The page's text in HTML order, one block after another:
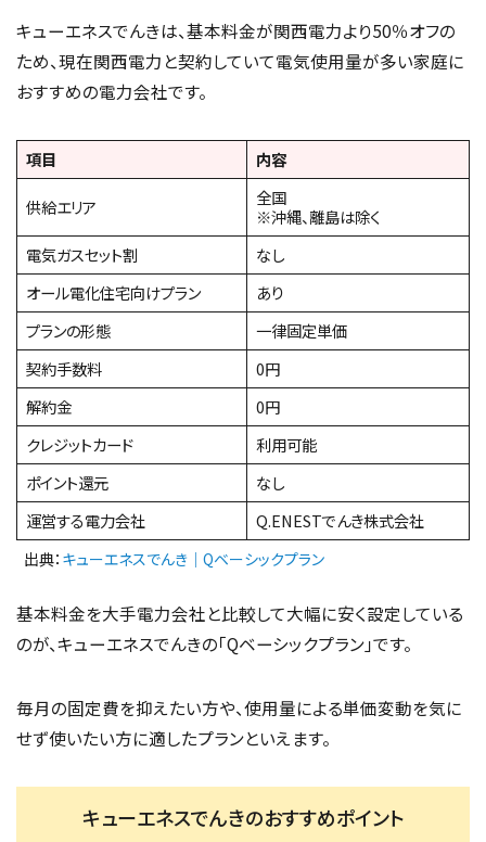
キューエネスでんきは、基本料金が関西電力より50％オフの
ため、現在関西電力と契約していて電気使用量が多い家庭に
おすすめの電力会社です。
項目 内容
供給エリア
全国
※沖縄、離島は除く
電気ガスセット割
なし
オール電化住宅向けプラン
あり
プランの形態
一律固定単価
契約手数料
0円
解約金
0円
クレジットカード
利用可能
ポイント還元
なし
運営する電力会社
Q.ENESTでんき株式会社
出典： キューエネスでんき｜Qベーシックプラン
基本料金を大手電力会社と比較して大幅に安く設定している
のが、キューエネスでんきの「Qベーシックプラン」です。
毎月の固定費を抑えたい方や、使用量による単価変動を気に
せず使いたい方に適したプランといえます。
キューエネスでんきのおすすめポイント